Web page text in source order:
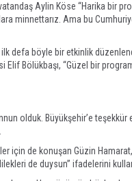
Aylin Köse “Harika bir
minnettarız. Ama bu
defa böyle bir etkinlik
Elif Bölükbaşı, “Güzel bir
olduk. Büyükşehir’e
için de konuşan Güzin
de duysun” ifadelerini